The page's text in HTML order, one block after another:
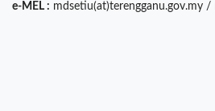
e-MEL : mdsetiu(at)terengganu.gov.my